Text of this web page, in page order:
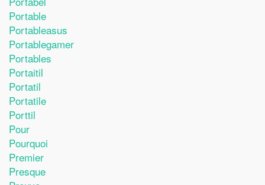
Portable
Portableasus
Portablegamer
Portables
Portaitil
Portatil
Portatile
Porttil
Pour
Pourquoi
Premier
Presque